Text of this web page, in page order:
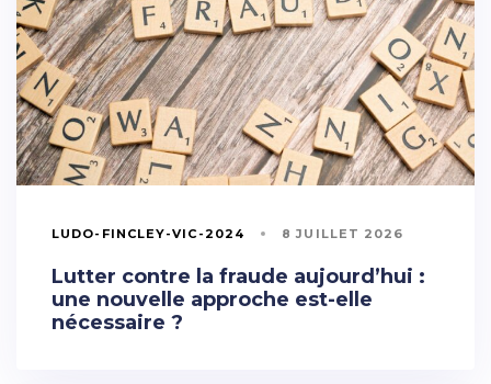
LUDO-FINCLEY-VIC-2024 8 JUILLET 2026
Lutter contre la fraude aujourd’hui :
une nouvelle approche est-elle
nécessaire ?